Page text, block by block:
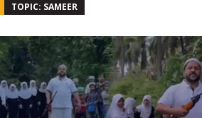
TOPIC: SAMEER